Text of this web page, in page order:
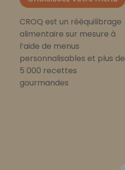
CROQ est un rééquilibrage
alimentaire sur mesure à
l’aide de menus
personnalisables et plus de
5 000 recettes
gourmandes